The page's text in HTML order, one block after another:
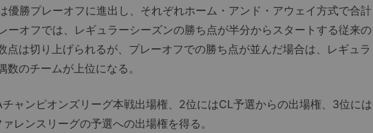
優勝プレーオフに進出し、それぞれホーム・アンド・アウェイ方式で合計
ーオフでは、レギュラーシーズンの勝ち点が半分からスタートする従来の
点は切り上げられるが、プレーオフでの勝ち点が並んだ場合は、レギュラ
のチームが上位になる。
ャンピオンズリーグ本戦出場権、2位にはCL予選からの出場権、3位には
レンスリーグの予選への出場権を得る。